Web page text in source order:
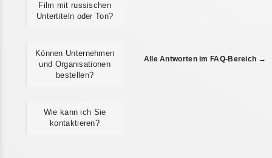
Film mit russischen
Untertiteln oder Ton?
Können Unternehmen
und Organisationen
bestellen?
Wie kann ich Sie
kontaktieren?
Alle Antworten im FAQ-Bereich →